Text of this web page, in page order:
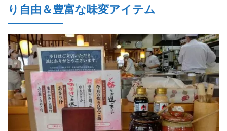
り自由＆豊富な味変アイテム